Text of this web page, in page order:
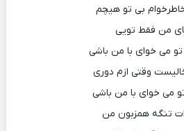
بی تو هیچم
من فقط تویی
تو می خوای با من باشی
وقتی ازم دوری
تو می خوای با من باشی
تنگه همزبون من